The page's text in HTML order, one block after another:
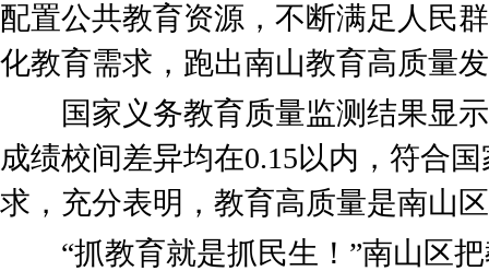
配置公共教育资源，不断满足人民
化教育需求，跑出南山教育高质量
国家义务教育质量监测结果显示
成绩校间差异均在0.15以内，符合
求，充分表明，教育高质量是南山
“抓教育就是抓民生！”南山区把